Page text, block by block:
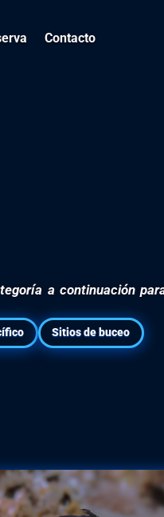
Contacto
a continuación
Sitios de buceo